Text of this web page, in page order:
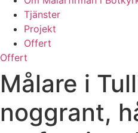
Tjänster
Projekt
Offert
Offert
Målare i
noggrant,